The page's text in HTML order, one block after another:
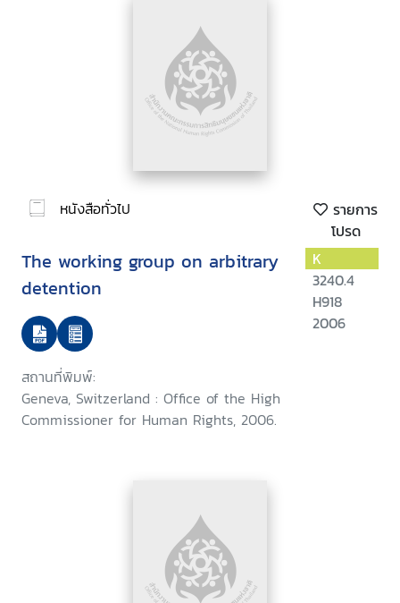
หนังสือทั่วไป
รายการ
โปรด
The working group on arbitrary
detention
สถานที่พิมพ์:
Geneva, Switzerland : Office of the High
Commissioner for Human Rights, 2006.
K
3240.4
H918
2006